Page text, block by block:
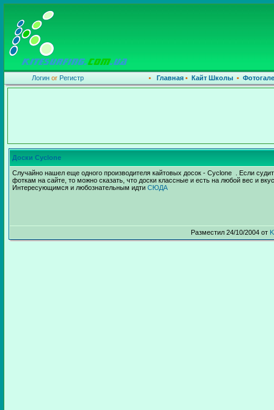
Логин or Регистр • Главная• Кайт Школы •
Доски Cyclone
Случайно нашел еще одного производителя кайтовых досок - Cyclone . Если
фоткам на сайте, то можно сказать, что доски классные и есть на любой вес и
Интересующимся и любознательным идти СЮДА
Разместил 24/10/2004 от